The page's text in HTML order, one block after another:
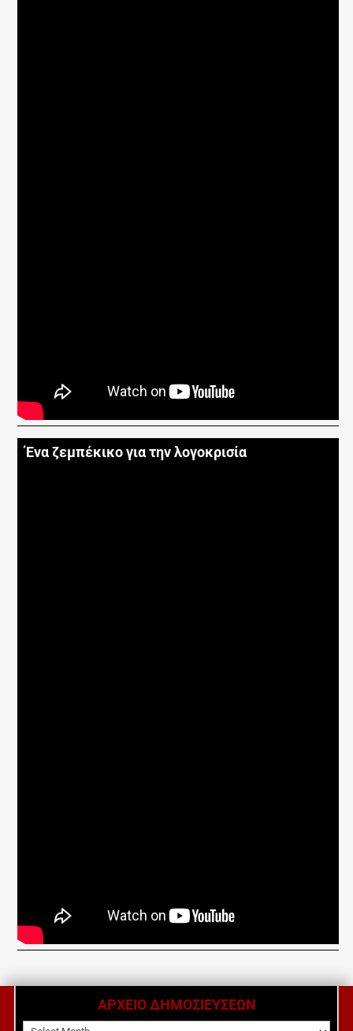
Ένα ζεμπέκικο για την λογοκρισία
ΑΡΧΕΙΟ ΔΗΜΟΣΙΕΥΣΕΩΝ